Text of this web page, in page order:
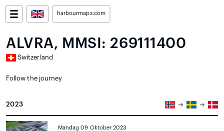
harbourmaps.com
ALVRA, MMSI: 269111400
Switzerland
Follow the journey
2023
Mandag 09 Oktober 2023